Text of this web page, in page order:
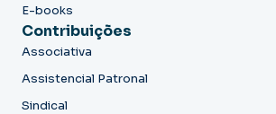
E-books
Contribuições
Associativa
Assistencial Patronal
Sindical